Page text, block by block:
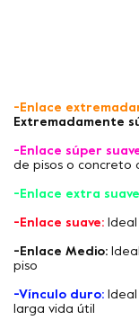
-Enlace
Extremadamente
-Enlace súper
de pisos o concreto
-Enlace extra
-Enlace suave:
-Enlace Medio:
piso
-Vínculo duro:
larga vida útil